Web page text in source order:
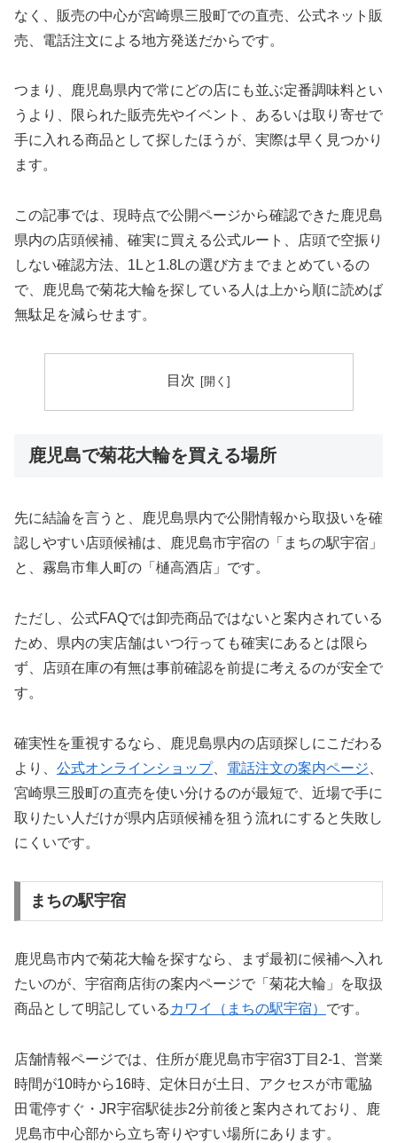
なく、販売の中心が宮崎県三股町での直売、公式ネット販
売、電話注文による地方発送だからです。
つまり、鹿児島県内で常にどの店にも並ぶ定番調味料とい
うより、限られた販売先やイベント、あるいは取り寄せで
手に入れる商品として探したほうが、実際は早く見つかり
ます。
この記事では、現時点で公開ページから確認できた鹿児島
県内の店頭候補、確実に買える公式ルート、店頭で空振り
しない確認方法、1Lと1.8Lの選び方までまとめているの
で、鹿児島で菊花大輪を探している人は上から順に読めば
無駄足を減らせます。
目次
鹿児島で菊花大輪を買える場所
先に結論を言うと、鹿児島県内で公開情報から取扱いを確
認しやすい店頭候補は、鹿児島市宇宿の「まちの駅宇宿」
と、霧島市隼人町の「樋高酒店」です。
ただし、公式FAQでは卸売商品ではないと案内されている
ため、県内の実店舗はいつ行っても確実にあるとは限ら
ず、店頭在庫の有無は事前確認を前提に考えるのが安全で
す。
確実性を重視するなら、鹿児島県内の店頭探しにこだわる
より、 公式オンラインショップ、 電話注文の案内ページ
宮崎県三股町の直売を使い分けるのが最短で、近場で手に
取りたい人だけが県内店頭候補を狙う流れにすると失敗し
にくいです。
まちの駅宇宿
鹿児島市内で菊花大輪を探すなら、まず最初に候補へ入れ
たいのが、宇宿商店街の案内ページで「菊花大輪」を取扱
商品として明記している カワイ（まちの駅宇宿） です。
店舗情報ページでは、住所が鹿児島市宇宿3丁目2-1、営業
時間が10時から16時、定休日が土日、アクセスが市電脇
田電停すぐ・JR宇宿駅徒歩2分前後と案内されており、鹿
児島市中心部から立ち寄りやすい場所にあります。